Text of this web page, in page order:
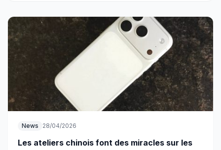
News 28/04/2026
Les ateliers chinois font des miracles sur les